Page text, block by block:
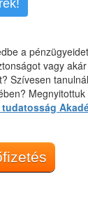
a
vagy
Szívesen
Megnyitottuk